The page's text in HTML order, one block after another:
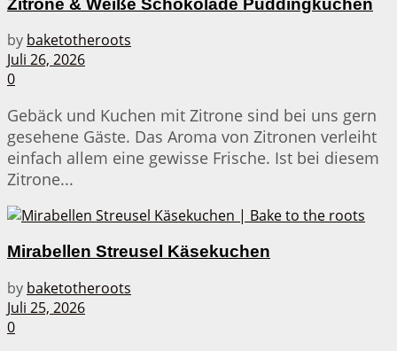
by baketotheroots
Juli 26, 2026
0
Gebäck und Kuchen mit Zitrone sind bei uns gern
gesehene Gäste. Das Aroma von Zitronen verleiht
einfach allem eine gewisse Frische. Ist bei diesem
Zitrone...
Mirabellen Streusel Käsekuchen
by baketotheroots
Juli 25, 2026
0